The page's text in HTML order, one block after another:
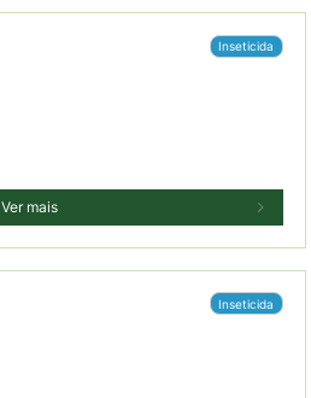
Inseticida
Ver mais
Inseticida